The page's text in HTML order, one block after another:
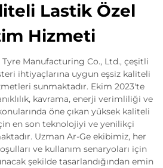
Lastik Özel
Hizmeti
Manufacturing Co., Ltd., çeşitli
ihtiyaçlarına uygun eşsiz kaliteli
sunmaktadır. Ekim 2023'te
kavrama, enerji verimliliği ve
öne çıkan yüksek kaliteli
en son teknolojiyi ve yenilikçi
Uzman Ar-Ge ekibimiz, her
ve kullanım senaryoları için
şekilde tasarlandığından emin